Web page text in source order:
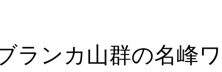
ランカ山群の名峰